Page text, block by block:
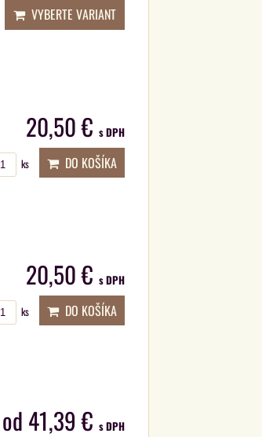
VYBERTE VARIANT
20,50 € s DPH
ks DO KOŠÍKA
20,50 € s DPH
ks DO KOŠÍKA
od 41,39 € s DPH